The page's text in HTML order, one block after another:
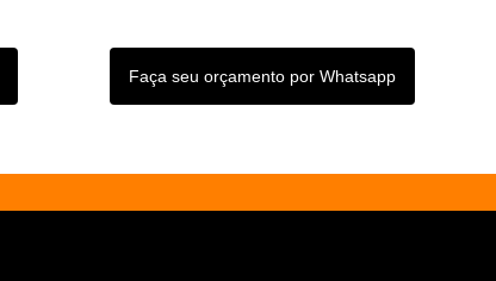
Faça seu orçamento por Whatsapp